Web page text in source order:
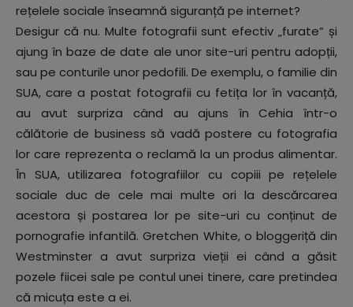
rețelele sociale înseamnă siguranță pe internet?
Desigur că nu. Multe fotografii sunt efectiv „furate” și
ajung în baze de date ale unor site-uri pentru adopții,
sau pe conturile unor pedofili. De exemplu, o familie din
SUA, care a postat fotografii cu fetița lor în vacanță,
au avut surpriza când au ajuns în Cehia într-o
călătorie de business să vadă postere cu fotografia
lor care reprezenta o reclamă la un produs alimentar.
În SUA, utilizarea fotografiilor cu copiii pe rețelele
sociale duc de cele mai multe ori la descărcarea
acestora și postarea lor pe site-uri cu conținut de
pornografie infantilă. Gretchen White, o bloggeriță din
Westminster a avut surpriza vieții ei când a găsit
pozele fiicei sale pe contul unei tinere, care pretindea
că micuța este a ei.